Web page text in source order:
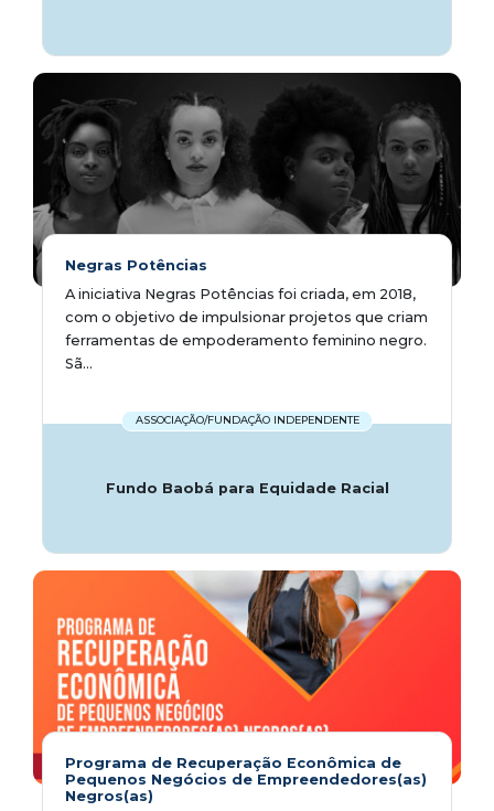
Negras Potências
A iniciativa Negras Potências foi criada, em 2018,
com o objetivo de impulsionar projetos que criam
ferramentas de empoderamento feminino negro.
Sã...
ASSOCIAÇÃO/FUNDAÇÃO INDEPENDENTE
Fundo Baobá para Equidade Racial
Programa de Recuperação Econômica de
Pequenos Negócios de Empreendedores(as)
Negros(as)